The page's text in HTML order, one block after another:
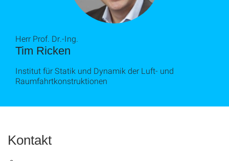
Tim Ricken
Herr Prof. Dr.-Ing.
Institut für Statik und Dynamik der Luft- und
Raumfahrtkonstruktionen
Kontakt